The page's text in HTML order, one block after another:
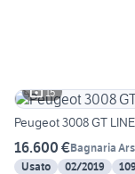
15
Peugeot 3008 GT
16.600 €Bagnaria
Usato
02/2019